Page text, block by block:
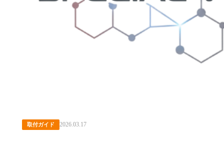
取付ガイド 2026.03.17